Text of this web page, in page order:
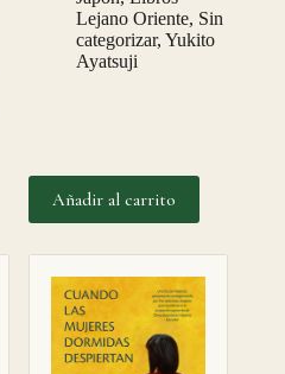
Lejano Oriente, Sin
categorizar, Yukito
Ayatsuji
Añadir al carrito